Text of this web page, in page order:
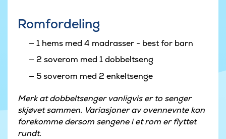
Romfordeling
1 hems med 4 madrasser - best for barn
2 soverom med 1 dobbeltseng
5 soverom med 2 enkeltsenge
Merk at dobbeltsenger vanligvis er to senger
skjøvet sammen. Variasjoner av ovennevnte kan
forekomme dersom sengene i et rom er flyttet
rundt.